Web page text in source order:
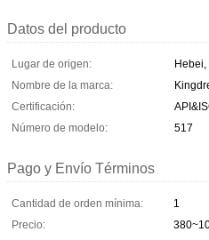
Datos del producto
Lugar de origen:
Nombre de la marca:
Certificación:
Número de modelo:
517
Pago y Envío Términos
Cantidad de orden mínima:
1
Precio: